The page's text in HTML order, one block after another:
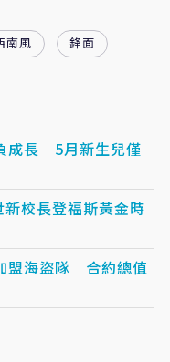
南風 鋒面
成長 5月新生兒僅
新校長登福斯黃金時
盟海盜隊 合約總值